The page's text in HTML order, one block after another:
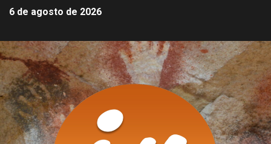
6 de agosto de 2026